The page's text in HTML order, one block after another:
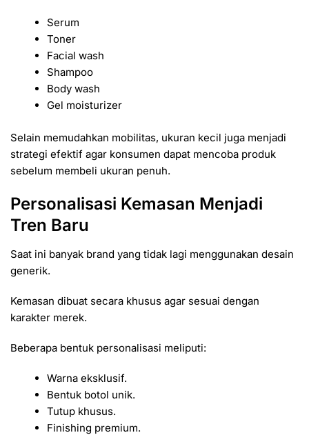
Serum
Toner
Facial wash
Shampoo
Body wash
Gel moisturizer
Selain memudahkan mobilitas, ukuran kecil juga menjadi
strategi efektif agar konsumen dapat mencoba produk
sebelum membeli ukuran penuh.
Personalisasi Kemasan Menjadi
Tren Baru
Saat ini banyak brand yang tidak lagi menggunakan desain
generik.
Kemasan dibuat secara khusus agar sesuai dengan
karakter merek.
Beberapa bentuk personalisasi meliputi:
Warna eksklusif.
Bentuk botol unik.
Tutup khusus.
Finishing premium.